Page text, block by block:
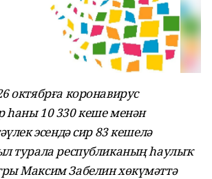
октябрға коронавирус
һаны 10 330 кеше менән
эсендә сир 83 кешелә
турала республиканың һаулыҡ
Максим Забелин хөкүмәттә